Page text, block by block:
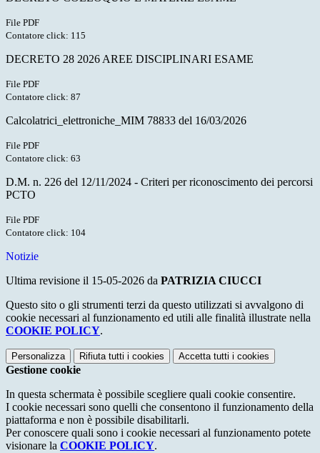
File PDF
Contatore click: 115
DECRETO 28 2026 AREE DISCIPLINARI ESAME
File PDF
Contatore click: 87
Calcolatrici_elettroniche_MIM 78833 del 16/03/2026
File PDF
Contatore click: 63
D.M. n. 226 del 12/11/2024 - Criteri per riconoscimento dei percorsi
PCTO
File PDF
Contatore click: 104
Notizie
Ultima revisione il 15-05-2026 da PATRIZIA CIUCCI
Questo sito o gli strumenti terzi da questo utilizzati si avvalgono di
cookie necessari al funzionamento ed utili alle finalità illustrate nella
COOKIE POLICY.
Personalizza Rifiuta tutti i cookies Accetta tutti i cookies
Gestione cookie
In questa schermata è possibile scegliere quali cookie consentire.
I cookie necessari sono quelli che consentono il funzionamento della
piattaforma e non è possibile disabilitarli.
Per conoscere quali sono i cookie necessari al funzionamento potete
visionare la COOKIE POLICY.